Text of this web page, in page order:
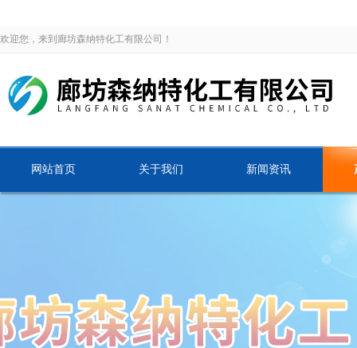
欢迎您，来到廊坊森纳特化工有限公司！
网站首页 关于我们 新闻资讯